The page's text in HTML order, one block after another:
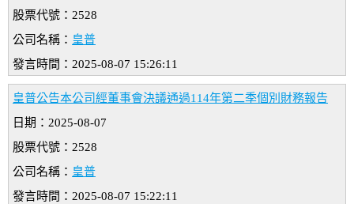
股票代號：2528
公司名稱： 皇普
發言時間：2025-08-07 15:26:11
皇普公告本公司經董事會決議通過114年第二季個別財務報告
日期：2025-08-07
股票代號：2528
公司名稱： 皇普
發言時間：2025-08-07 15:22:11